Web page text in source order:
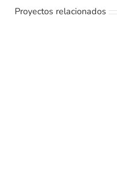
Proyectos relacionados